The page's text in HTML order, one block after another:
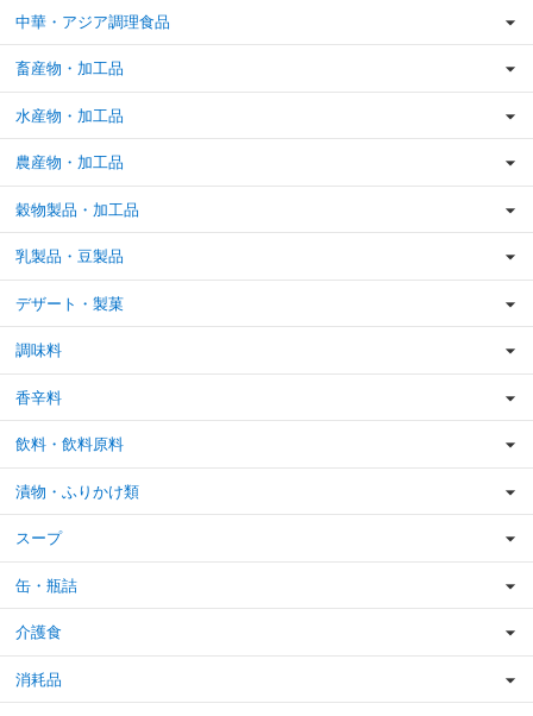
中華・アジア調理食品
畜産物・加工品
水産物・加工品
農産物・加工品
穀物製品・加工品
乳製品・豆製品
デザート・製菓
調味料
香辛料
飲料・飲料原料
漬物・ふりかけ類
スープ
缶・瓶詰
介護食
消耗品